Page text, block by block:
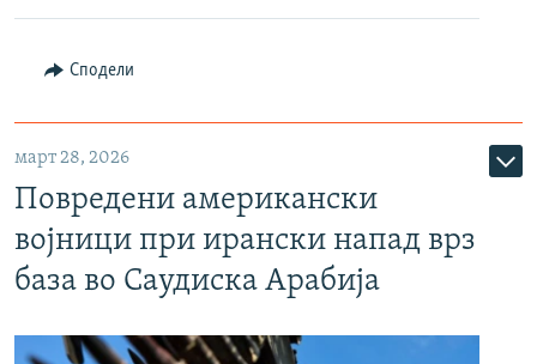
Сподели
март 28, 2026
Повредени американски
војници при ирански напад врз
база во Саудиска Арабија